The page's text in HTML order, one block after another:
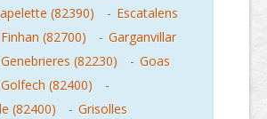
(82390)
- Escatalens
Finhan (82700) - Garganvillar
Genebrieres (82230) - Goas
Golfech (82400)
-
(82400)
- Grisolles